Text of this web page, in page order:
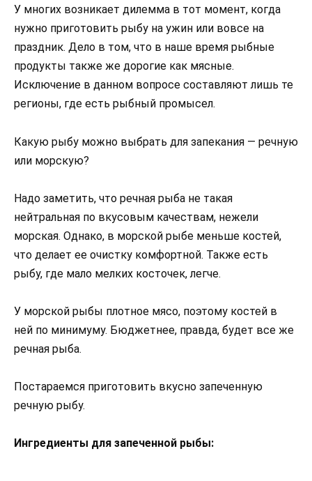
У многих возникает дилемма в тот момент, когда
нужно приготовить рыбу на ужин или вовсе на
праздник. Дело в том, что в наше время рыбные
продукты также же дорогие как мясные.
Исключение в данном вопросе составляют лишь те
регионы, где есть рыбный промысел.
Какую рыбу можно выбрать для запекания — речную
или морскую?
Надо заметить, что речная рыба не такая
нейтральная по вкусовым качествам, нежели
морская. Однако, в морской рыбе меньше костей,
что делает ее очистку комфортной. Также есть
рыбу, где мало мелких косточек, легче.
У морской рыбы плотное мясо, поэтому костей в
ней по минимуму. Бюджетнее, правда, будет все же
речная рыба.
Постараемся приготовить вкусно запеченную
речную рыбу.
Ингредиенты для запеченной рыбы: